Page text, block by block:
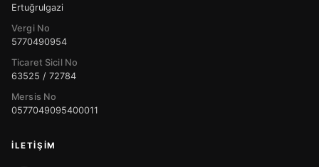
Ertuğrulgazi
Vergi No
5770490954
Ticaret Sicil No
63525 / 72784
Mersis No
0577049095400011
İLETIŞIM